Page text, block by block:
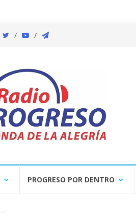
PROGRESO POR DENTRO